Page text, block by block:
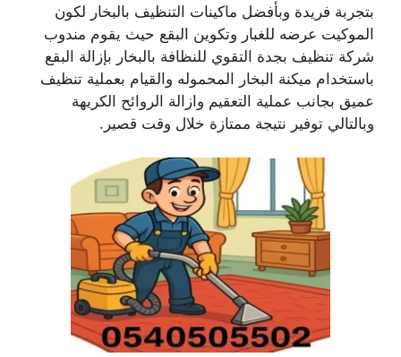
بتجربة فريدة وبأفضل ماكينات التنظيف بالبخار لكون
الموكيت عرضه للغبار وتكوين البقع حيث يقوم مندوب
شركة تنظيف بجدة التقوي للنظافة بالبخار بإزالة البقع
باستخدام ميكنة البخار المحموله والقيام بعملية تنظيف
عميق بجانب عملية التعقيم وازالة الروائح الكريهة
وبالتالي توفير نتيجة ممتازة خلال وقت قصير.